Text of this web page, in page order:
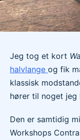
Jeg tog et kort
halvlange og fik
klassisk
hører til noget jeg
Den er samtidig
Workshops